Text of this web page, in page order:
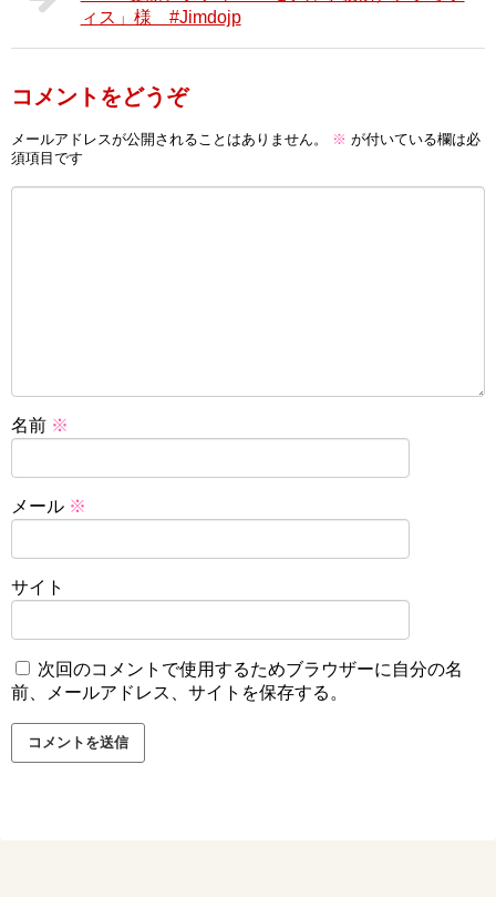
ィス」様 #Jimdojp
コメントをどうぞ
メールアドレスが公開されることはありません。 ※ が付いている欄は必
須項目です
名前 ※
メール ※
サイト
次回のコメントで使用するためブラウザーに自分の名
前、メールアドレス、サイトを保存する。